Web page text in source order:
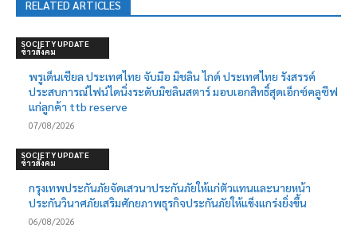
RELATED ARTICLES
SOCIETY UPDATE
ข่าวสังคม
พรูเด็นเชียล ประเทศไทย จับมือ มิชลิน ไกด์ ประเทศไทย รังสรรค์
ประสบการณ์ไฟน์ไดนิ่งระดับมิชลินสตาร์ มอบเอกสิทธิ์สุดเอ็กซ์คลูซีฟ
แก่ลูกค้า ttb reserve
07/08/2026
SOCIETY UPDATE
ข่าวสังคม
กรุงเทพประกันภัยจัดเสวนาประกันภัยให้แก่ตัวแทนและนายหน้า
ประกันวินาศภัยเสริมศักยภาพธุรกิจประกันภัยให้แข็งแกร่งยิ่งขึ้น
06/08/2026